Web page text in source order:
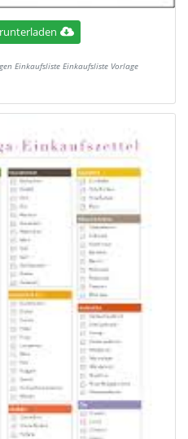
Einkaufsliste Einkaufsliste Vorlage